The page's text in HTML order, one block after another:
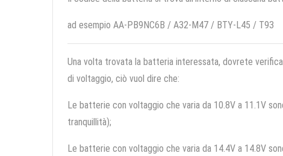
ad esempio AA-PB9NC6B / A32-M47 / BTY-L45 / T93
Una volta trovata la batteria interessata, dovrete
di voltaggio, ciò vuol dire che:
Le batterie con voltaggio che varia da 10.8V a 11.1V
tranquillità);
Le batterie con voltaggio che varia da 14.4V a 14.8V